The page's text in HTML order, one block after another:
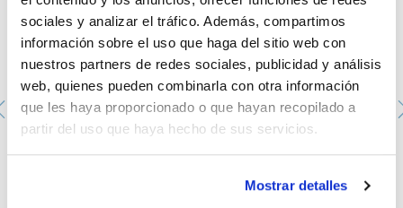
sociales y analizar el tráfico. Además, compartimos
información sobre el uso que haga del sitio web con
nuestros partners de redes sociales, publicidad y análisis
web, quienes pueden combinarla con otra información
que les haya proporcionado o que hayan recopilado a
partir del uso que haya hecho de sus servicios.
Mostrar detalles
de
0 : 10,25
5: 10,18
15: 10,06
20: 10,00
25: 9,97
30: 9,93